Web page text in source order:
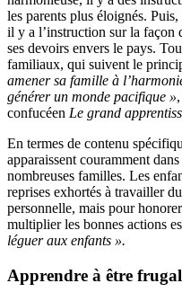
les parents plus éloignés.
il y a l’instruction sur la façon
ses devoirs envers le pays.
familiaux, qui suivent le
amener sa famille à
générer un monde pacifique »
confucéen Le grand
En termes de contenu
apparaissent couramment
nombreuses familles. Les
reprises exhortés à travailler
personnelle, mais pour
multiplier les bonnes actions
léguer aux enfants ».
Apprendre à être